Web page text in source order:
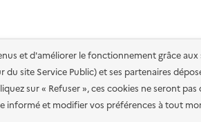
et d'améliorer le fonctionnement grâce
site Service Public) et ses partenaires
sur « Refuser », ces cookies ne seront pas
informé et modifier vos préférences à tout